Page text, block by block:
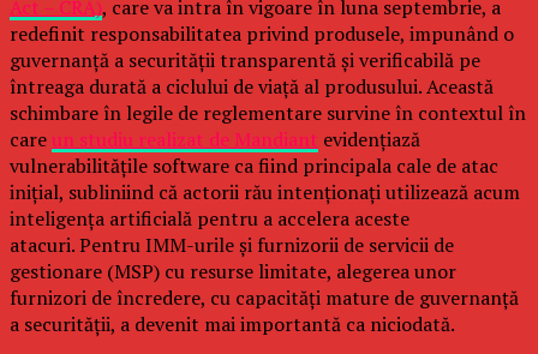
Act – CRA), care va intra în vigoare în luna septembrie, a
redefinit responsabilitatea privind produsele, impunând o
guvernanță a securității transparentă și verificabilă pe
întreaga durată a ciclului de viață al produsului. Această
schimbare în legile de reglementare survine în contextul în
careun studiu realizat de Mandiant evidențiază
vulnerabilitățile software ca fiind principala cale de atac
inițial, subliniind că actorii rău intenționați utilizează acum
inteligența artificială pentru a accelera aceste
atacuri. Pentru IMM-urile și furnizorii de servicii de
gestionare (MSP) cu resurse limitate, alegerea unor
furnizori de încredere, cu capacități mature de guvernanță
a securității, a devenit mai importantă ca niciodată.